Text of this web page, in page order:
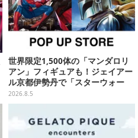
世界限定1,500体の「マンダロリ
アン」フィギュアも！ジェイアー
ル京都伊勢丹で「スターウォー
ズ」&「マーベル」ポップアップ
ストア開催
2026.8.5